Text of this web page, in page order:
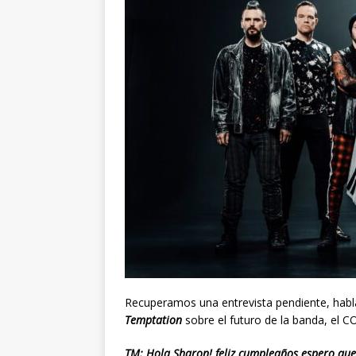
Recuperamos una entrevista pendiente,
Temptation sobre el futuro de la banda, el
TM: Hola Sharon! feliz cumpleaños espero